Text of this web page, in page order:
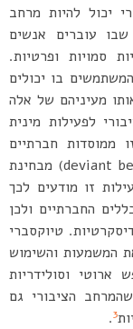
יכול להיות מרחב
עוברים אנשים
סמויות ופרטיות.
בו יכולים
מעיניהם של אלה
לפעילות מינית
ממוסדות חברתיים
ומשפטיים, שכן היא נחשבת “סטייה” (deviant behavior) מבחינת
זו מודעים לכך
החברתיים ולכן
טיוקסברי
המשמעות והשימוש
וסולידריות
הציבורי גם
3
.